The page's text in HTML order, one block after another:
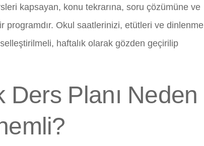
kapsayan, konu tekrarına, soru çözümüne ve
programdır. Okul saatlerinizi, etütleri ve dinlenme
haftalık olarak gözden geçirilip
Ders Planı Neden